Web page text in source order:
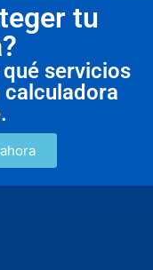
tu
servicios
calculadora